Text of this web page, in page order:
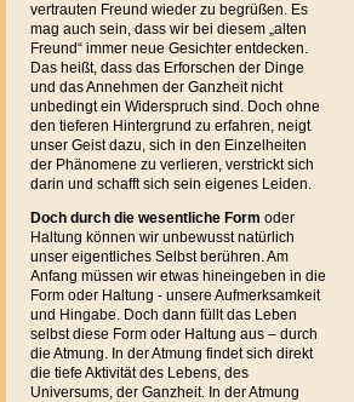
vertrauten Freund wieder zu begrüßen. Es
mag auch sein, dass wir bei diesem „alten
Freund“ immer neue Gesichter entdecken.
Das heißt, dass das Erforschen der Dinge
und das Annehmen der Ganzheit nicht
unbedingt ein Widerspruch sind. Doch ohne
den tieferen Hintergrund zu erfahren, neigt
unser Geist dazu, sich in den Einzelheiten
der Phänomene zu verlieren, verstrickt sich
darin und schafft sich sein eigenes Leiden.
Doch durch die wesentliche Form oder
Haltung können wir unbewusst natürlich
unser eigentliches Selbst berühren. Am
Anfang müssen wir etwas hineingeben in die
Form oder Haltung - unsere Aufmerksamkeit
und Hingabe. Doch dann füllt das Leben
selbst diese Form oder Haltung aus – durch
die Atmung. In der Atmung findet sich direkt
die tiefe Aktivität des Lebens, des
Universums, der Ganzheit. In der Atmung